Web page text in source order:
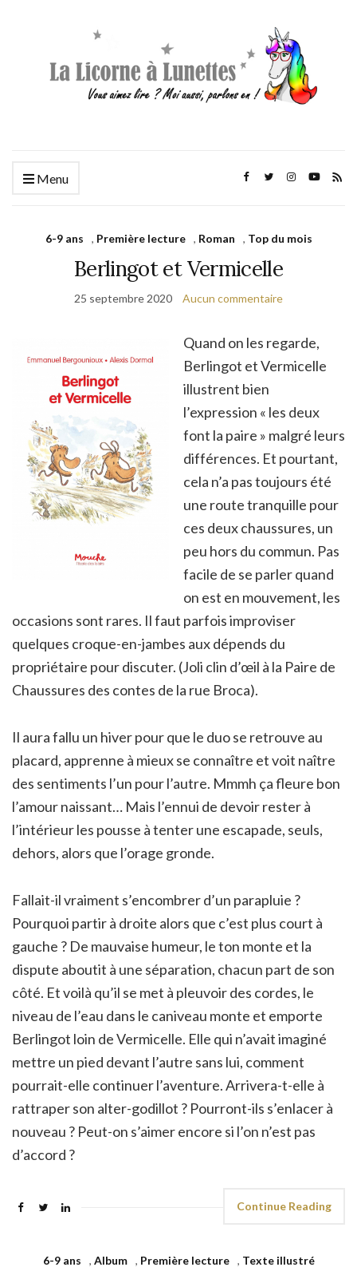
Menu
6-9 ans , Première lecture , Roman , Top du mois
Berlingot et Vermicelle
25 septembre 2020 Aucun commentaire
Quand on les regarde,
Berlingot et Vermicelle
illustrent bien
l’expression « les deux
font la paire » malgré leurs
différences. Et pourtant,
cela n’a pas toujours été
une route tranquille pour
ces deux chaussures, un
peu hors du commun. Pas
facile de se parler quand
on est en mouvement, les
occasions sont rares. Il faut parfois improviser
quelques croque-en-jambes aux dépends du
propriétaire pour discuter. (Joli clin d’œil à la Paire de
Chaussures des contes de la rue Broca).
Il aura fallu un hiver pour que le duo se retrouve au
placard, apprenne à mieux se connaître et voit naître
des sentiments l’un pour l’autre. Mmmh ça fleure bon
l’amour naissant… Mais l’ennui de devoir rester à
l’intérieur les pousse à tenter une escapade, seuls,
dehors, alors que l’orage gronde.
Fallait-il vraiment s’encombrer d’un parapluie ?
Pourquoi partir à droite alors que c’est plus court à
gauche ? De mauvaise humeur, le ton monte et la
dispute aboutit à une séparation, chacun part de son
côté. Et voilà qu’il se met à pleuvoir des cordes, le
niveau de l’eau dans le caniveau monte et emporte
Berlingot loin de Vermicelle. Elle qui n’avait imaginé
mettre un pied devant l’autre sans lui, comment
pourrait-elle continuer l’aventure. Arrivera-t-elle à
rattraper son alter-godillot ? Pourront-ils s’enlacer à
nouveau ? Peut-on s’aimer encore si l’on n’est pas
d’accord ?
Continue Reading
6-9 ans , Album , Première lecture , Texte illustré